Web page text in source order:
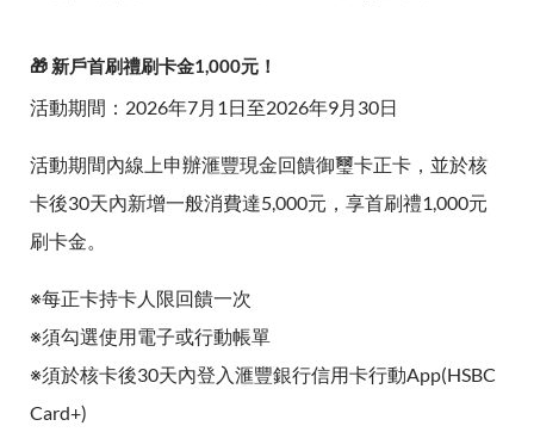
🎁 新戶首刷禮刷卡金1,000元！
活動期間：2026年7月1日至2026年9月30日
活動期間內線上申辦滙豐現金回饋御璽卡正卡，並於核
卡後30天內新增一般消費達5,000元，享首刷禮1,000元
刷卡金。
※每正卡持卡人限回饋一次
※須勾選使用電子或行動帳單
※須於核卡後30天內登入滙豐銀行信用卡行動App(HSBC
Card+)